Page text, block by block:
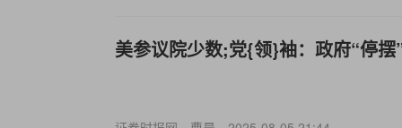
美参议院少数;党{领}袖：政府“停摆